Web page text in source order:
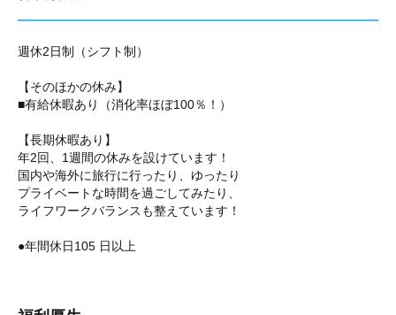
週休2日制（シフト制）
【そのほかの休み】
■有給休暇あり（消化率ほぼ100％！）
【長期休暇あり】
年2回、1週間の休みを設けています！
国内や海外に旅行に行ったり、ゆったり
プライベートな時間を過ごしてみたり、
ライフワークバランスも整えています！
●年間休日105 日以上